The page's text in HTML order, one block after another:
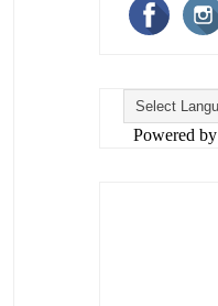
Powered by